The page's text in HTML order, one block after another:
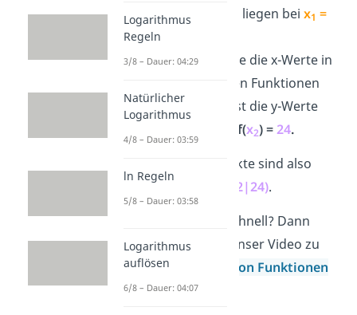
Schnittpunkte liegen beix1 =
-1
Schritt 4
: Setze die x-Werte in
eine der beiden Funktionen
ein. Du erhältst die y-Werte
f(x2) =24.
Deine Schnittpunkte sind also
S (-1|12) (-2|24).
Das ging dir zu schnell? Dann
schau dir gleich unser Video zu
Schnittpunkten von Funktionen
an!
Logarithmus
Regeln
3/8 – Dauer: 04:29
Natürlicher
Logarithmus
4/8 – Dauer: 03:59
ln Regeln
5/8 – Dauer: 03:58
Logarithmus
auflösen
6/8 – Dauer: 04:07